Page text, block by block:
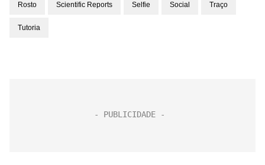
Rosto Scientific Reports Selfie Social Traço
Tutoria